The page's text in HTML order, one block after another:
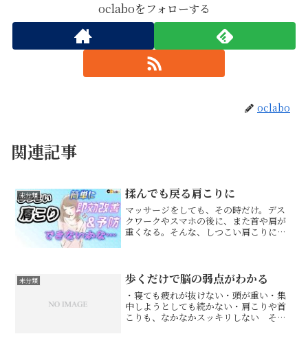
oclaboをフォローする
oclabo
関連記事
未分類 揉んでも戻る肩こりに
マッサージをしても、その時だけ。デス
クワークやスマホの後に、また首や肩が
重くなる。そんな、しつこい肩こりに悩
ものよりも「肩甲骨・肋骨...
未分類 歩くだけで脳の弱点がわかる
・寝ても疲れが抜けない・頭が重い・集
中しようとしても続かない・肩こりや首
こりも、なかなかスッキリしない そん